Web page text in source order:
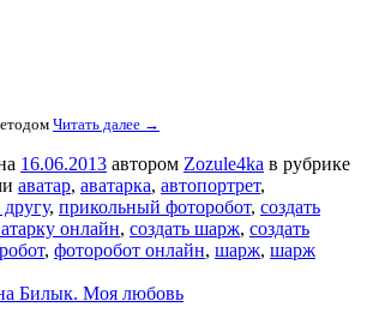
Читать далее →
16.06.2013 автором Zozule4ka в рубрике
аватар, аватарка, автопортрет,
, прикольный фоторобот, создать
онлайн, создать шарж, создать
, фоторобот онлайн, шарж, шарж
Билык. Моя любовь